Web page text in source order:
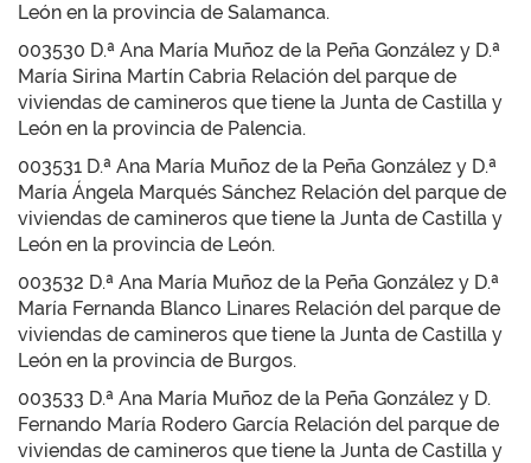
León en la provincia de Salamanca.
003530 D.ª Ana María Muñoz de la Peña González y D.ª
María Sirina Martín Cabria Relación del parque de
viviendas de camineros que tiene la Junta de Castilla y
León en la provincia de Palencia.
003531 D.ª Ana María Muñoz de la Peña González y D.ª
María Ángela Marqués Sánchez Relación del parque de
viviendas de camineros que tiene la Junta de Castilla y
León en la provincia de León.
003532 D.ª Ana María Muñoz de la Peña González y D.ª
María Fernanda Blanco Linares Relación del parque de
viviendas de camineros que tiene la Junta de Castilla y
León en la provincia de Burgos.
003533 D.ª Ana María Muñoz de la Peña González y D.
Fernando María Rodero García Relación del parque de
viviendas de camineros que tiene la Junta de Castilla y